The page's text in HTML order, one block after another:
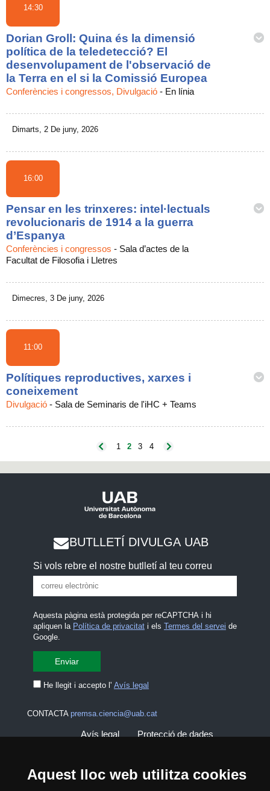
Aquest lloc web utilitza cookies
14:30
Dorian Groll: Quina és la dimensió
política de la teledetecció? El
desenvolupament de l'observació de
la Terra en el si la Comissió Europea
Conferències i congressos, Divulgació - En línia
Dimarts, 2 De juny, 2026
16:00
Pensar en les trinxeres: intel·lectuals
revolucionaris de 1914 a la guerra
d’Espanya
Conferències i congressos - Sala d’actes de la
Facultat de Filosofia i Lletres
Dimecres, 3 De juny, 2026
11:00
Polítiques reproductives, xarxes i
coneixement
Divulgació - Sala de Seminaris de l'iHC + Teams
1 2 3 4
BUTLLETÍ DIVULGA UAB
Si vols rebre el nostre butlletí al teu correu
Aquesta pàgina està protegida per reCAPTCHA i hi
apliquen la Política de privacitati els Termes del servei de
Google.
He llegit i accepto l' Avís legal
CONTACTA premsa.ciencia@uab.cat
Avís legal Protecció de dades